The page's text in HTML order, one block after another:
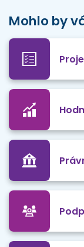
Mohlo by